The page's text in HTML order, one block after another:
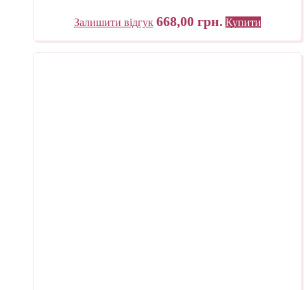
Залишити відгук 668,00 грн. Купити